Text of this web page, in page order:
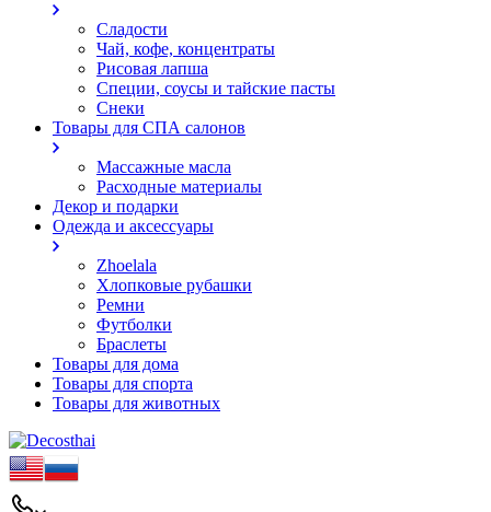
Сладости
Чай, кофе, концентраты
Рисовая лапша
Специи, соусы и тайские пасты
Снеки
Товары для СПА салонов
Массажные масла
Расходные материалы
Декор и подарки
Одежда и аксессуары
Zhoelala
Хлопковые рубашки
Ремни
Футболки
Браслеты
Товары для дома
Товары для спорта
Товары для животных